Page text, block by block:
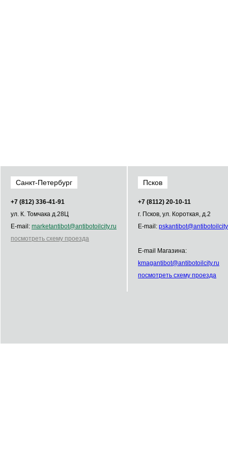
Санкт-Петербург
+7 (812) 336­-41­-91
ул. К. Томчака д.28Ц
E-mail: marketantibot@antibotoilcity.ru
посмотреть схему проезда
Псков
+7 (8112) 20-10-11
г. Псков, ул. Короткая, д.2
E-mail: pskantibot@antibot
E-mail Магазина:
kmagantibot@antibotoilcity.ru
посмотреть схему проезда